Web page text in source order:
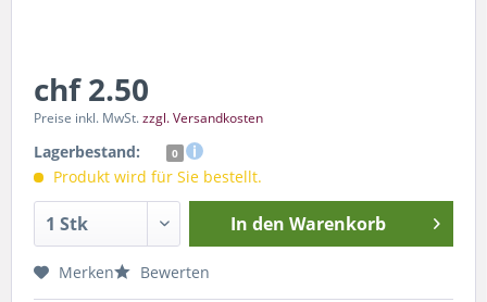
chf 2.50
Preise inkl. MwSt.zzgl. Versandkosten
Lagerbestand: 0
Produkt wird für Sie bestellt.
In den Warenkorb
Merken Bewerten